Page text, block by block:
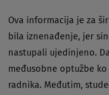
Ova informacija je za
bila iznenađenje, jer
nastupali ujedinjeno.
međusobne optužbe
radnika. Međutim,